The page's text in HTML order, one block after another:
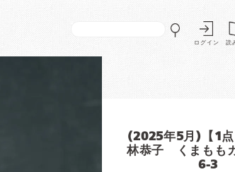
ログイン 読
(2025年5月)【1
林恭子 くまもも
6-3